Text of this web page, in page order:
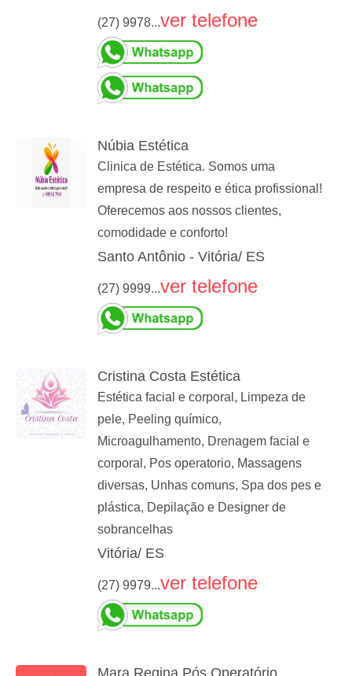
(27) 9978...ver telefone
Núbia Estética
Clinica de Estética. Somos uma
empresa de respeito e ética profissional!
Oferecemos aos nossos clientes,
comodidade e conforto!
Santo Antônio - Vitória/ ES
(27) 9999...ver telefone
Cristina Costa Estética
Estética facial e corporal, Limpeza de
pele, Peeling químico,
Microagulhamento, Drenagem facial e
corporal, Pos operatorio, Massagens
diversas, Unhas comuns, Spa dos pes e
plástica, Depilação e Designer de
sobrancelhas
Vitória/ ES
(27) 9979...ver telefone